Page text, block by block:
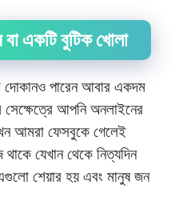
একটি বুটিক খোলা
দোকানও পারেন আবার একদম
আপনি অনলাইনের
আমরা ফেসবুকে গেলেই
যেখান থেকে নিত্যদিন
শেয়ার হয় এবং মানুষ জন